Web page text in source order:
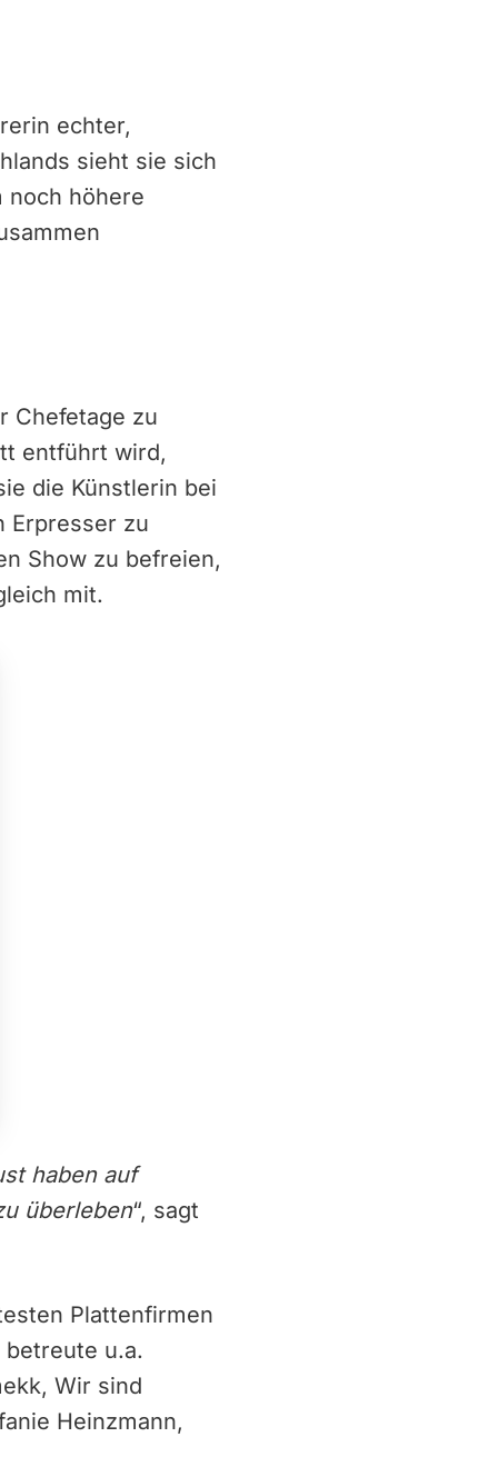
echter,
sieht sie sich
noch höhere
Chefetage zu
entführt wird,
die Künstlerin bei
Erpresser zu
Show zu befreien,
mit.
haben auf
überleben“, sagt
Plattenfirmen
betreute u.a.
Wir sind
Heinzmann,